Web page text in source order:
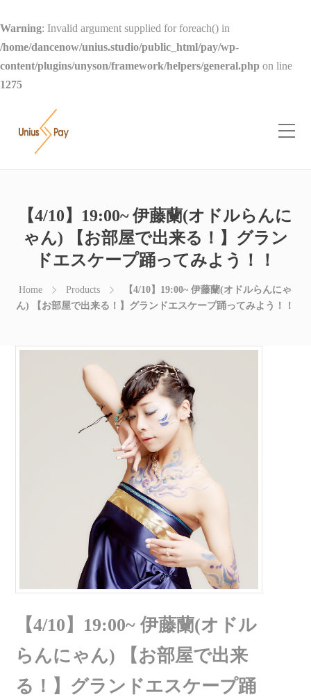
Warning: Invalid argument supplied for foreach() in
/home/dancenow/unius.studio/public_html/pay/wp-
content/plugins/unyson/framework/helpers/general.php on line
1275
【4/10】19:00~ 伊藤蘭(オドルらんに
ゃん) 【お部屋で出来る！】グラン
ドエスケープ踊ってみよう！！
Home Products
【4/10】19:00~ 伊藤蘭(オドルらんにゃ
ん) 【お部屋で出来る！】グランドエスケープ踊ってみよう！！
【4/10】19:00~ 伊藤蘭(オドル
らんにゃん) 【お部屋で出来
る！】グランドエスケープ踊